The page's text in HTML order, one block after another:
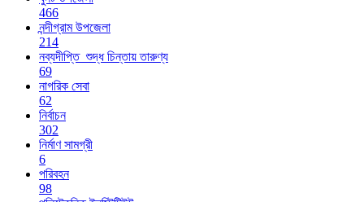
466
নন্দীগ্রাম উপজেলা
214
নব্যদীপ্তি_শুদ্ধ চিন্তায় তারুণ্য
69
নাগরিক সেবা
62
নির্বাচন
302
নির্মাণ সামগ্রী
6
পরিবহন
98